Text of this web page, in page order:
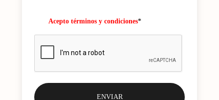
Acepto términos y condiciones*